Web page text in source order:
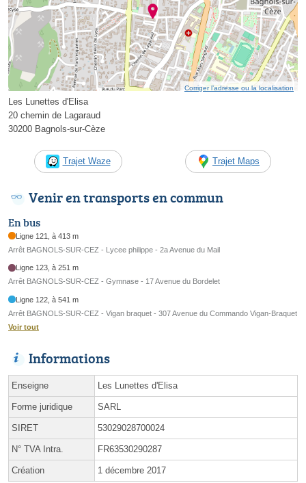
Corriger l’adresse ou la localisation
Les Lunettes d'Elisa
20 chemin de Lagaraud
30200 Bagnols-sur-Cèze
Trajet Waze Trajet Maps
Venir en transports en commun
En bus
Ligne 121, à 413 m
Arrêt BAGNOLS-SUR-CEZ - Lycee philippe - 2a Avenue du Mail
Ligne 123, à 251 m
Arrêt BAGNOLS-SUR-CEZ - Gymnase - 17 Avenue du Bordelet
Ligne 122, à 541 m
Arrêt BAGNOLS-SUR-CEZ - Vigan braquet - 307 Avenue du Commando Vigan-Braquet
Voir tout
Informations
Enseigne Les Lunettes d'Elisa
Forme juridique SARL
SIRET 53029028700024
N° TVA Intra. FR63530290287
Création 1 décembre 2017